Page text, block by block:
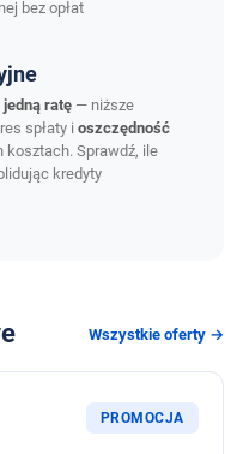
bez opłat
ratę — niższe
spłaty ioszczędność
kosztach. Sprawdź, ile
kredyty
Wszystkie oferty →
PROMOCJA